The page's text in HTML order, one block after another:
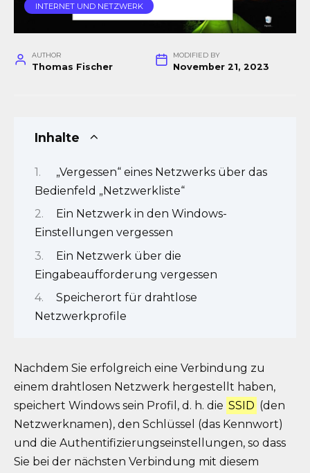
INTERNET UND NETZWERK
AUTHOR
Thomas Fischer
MODIFIED BY
November 21, 2023
Inhalte
„Vergessen“ eines Netzwerks über das
Bedienfeld „Netzwerkliste“
Ein Netzwerk in den Windows-
Einstellungen vergessen
Ein Netzwerk über die
Eingabeaufforderung vergessen
Speicherort für drahtlose
Netzwerkprofile
Nachdem Sie erfolgreich eine Verbindung zu
einem drahtlosen Netzwerk hergestellt haben,
speichert Windows sein Profil, d. h. die SSID (den
Netzwerknamen), den Schlüssel (das Kennwort)
und die Authentifizierungseinstellungen, so dass
Sie bei der nächsten Verbindung mit diesem